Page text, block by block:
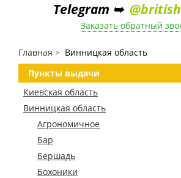
Telegram ➥
Заказать обратный
Главная
Винницкая область
Пункты выдачи
Киевская область
Винницкая область
Агрономичное
Бар
Бершадь
Бохоники